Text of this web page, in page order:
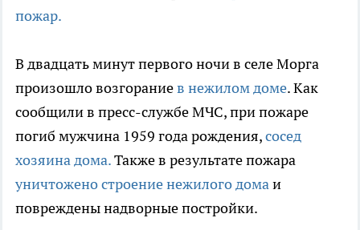
пожар.
В двадцать минут первого ночи в селе Морга
произошло возгораниев нежилом доме. Как
сообщили в пресс-службе МЧС, при пожаре
погиб мужчина 1959 года рождения,сосед
хозяина дома.Также в результате пожара
уничтожено строение нежилого домаи
повреждены надворные постройки.